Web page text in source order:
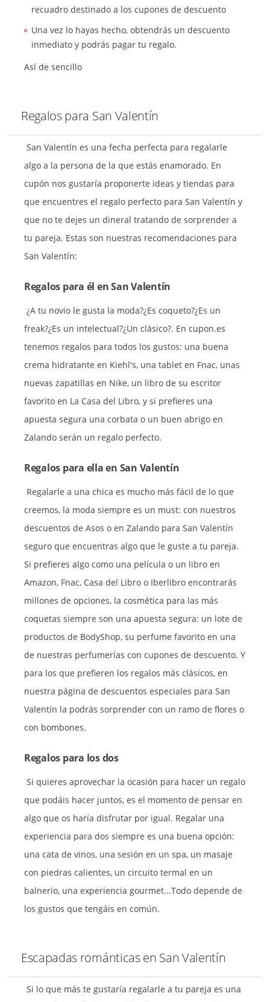
recuadro destinado a los cupones de descuento
Una vez lo hayas hecho, obtendrás un descuento
inmediato y podrás pagar tu regalo.
Así de sencillo
Regalos para San Valentín
San Valentín es una fecha perfecta para regalarle
algo a la persona de la que estás enamorado. En
cupón nos gustaría proponerte ideas y tiendas para
que encuentres el regalo perfecto para San Valentín y
que no te dejes un dineral tratando de sorprender a
tu pareja. Estas son nuestras recomendaciones para
San Valentín:
Regalos para él en San Valentín
¿A tu novio le gusta la moda?¿Es coqueto?¿Es un
freak?¿Es un intelectual?¿Un clásico?. En cupon.es
tenemos regalos para todos los gustos: una buena
crema hidratante en Kiehl's, una tablet en Fnac, unas
nuevas zapatillas en Nike, un libro de su escritor
favorito en La Casa del Libro, y si prefieres una
apuesta segura una corbata o un buen abrigo en
Zalando serán un regalo perfecto.
Regalos para ella en San Valentín
Regalarle a una chica es mucho más fácil de lo que
creemos, la moda siempre es un must: con nuestros
descuentos de Asos o en Zalando para San Valentín
seguro que encuentras algo que le guste a tu pareja.
Si prefieres algo como una película o un libro en
Amazon, Fnac, Casa del Libro o Iberlibro encontrarás
millones de opciones, la cosmética para las más
coquetas siempre son una apuesta segura: un lote de
productos de BodyShop, su perfume favorito en una
de nuestras perfumerías con cupones de descuento. Y
para los que prefieren los regalos más clásicos, en
nuestra página de descuentos especiales para San
Valentín la podrás sorprender con un ramo de flores o
con bombones.
Regalos para los dos
Si quieres aprovechar la ocasión para hacer un regalo
que podáis hacer juntos, es el momento de pensar en
algo que os haría disfrutar por igual. Regalar una
experiencia para dos siempre es una buena opción:
una cata de vinos, una sesión en un spa, un masaje
con piedras calientes, un circuito termal en un
balnerio, una experiencia gourmet...Todo depende de
los gustos que tengáis en común.
Escapadas románticas en San Valentín
Si lo que más te gustaría regalarle a tu pareja es una